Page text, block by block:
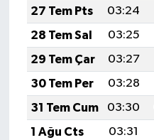
27 Tem Pts
03:24
28 Tem Sal
03:25
29 Tem Çar
03:27
30 Tem Per
03:28
31 Tem Cum
03:30
1 Ağu Cts
03:31